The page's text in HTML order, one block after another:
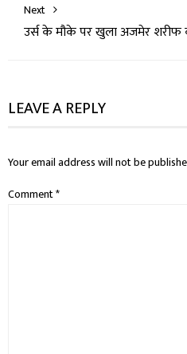
Next
उर्स के मौके पर खुला अजमेर शरीफ
LEAVE A REPLY
Your email address will not be
Comment*